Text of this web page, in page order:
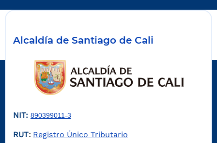
Alcaldía de Santiago de Cali
NIT: 890399011-3
RUT: Registro Único Tributario